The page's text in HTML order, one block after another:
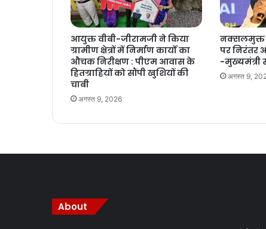
आयुक्त वीबी-जीरामजी ने किया
ग्रामीण क्षेत्रों में निर्माण कार्यों का
औचक निरीक्षण : पीएम आवास के
हितग्राहियों को सौंपी खुशियों की
चाबी
अगस्त 9, 2026
नक्सलमुक्त
पर निरंतर
-मुख्यमंत्री
अगस्त 9,
About